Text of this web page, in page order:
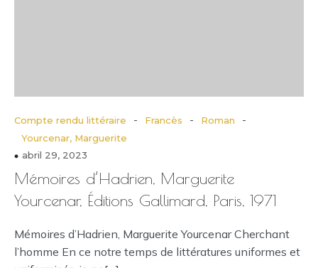
Compte rendu littéraire - Francès - Roman -
Yourcenar, Marguerite
abril 29, 2023
Mémoires d’Hadrien, Marguerite
Yourcenar, Éditions Gallimard, Paris, 1971
Mémoires d’Hadrien, Marguerite Yourcenar Cherchant
l’homme En ce notre temps de littératures uniformes et